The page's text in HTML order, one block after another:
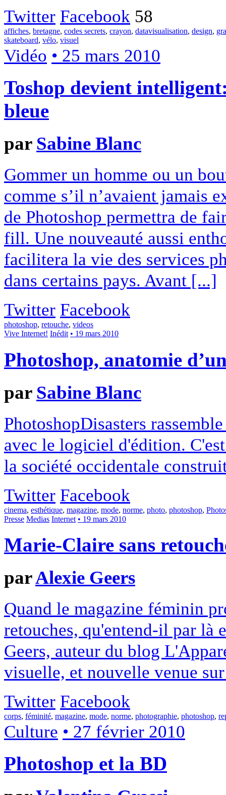
Twitter Facebook 58
affiches, bretagne, codes secrets, crayon, datavisualisation, design,
skateboard, vélo, visuel
Vidéo • 25 mars 2010
Toshop devient
bleue
par Sabine Blanc
Gommer un homme ou un
comme s’il n’avaient jamais
de Photoshop permettra de
fill. Une nouveauté aussi
facilitera la vie des services
dans certains pays. Avant [...]
Twitter Facebook
photoshop, retouche, videos
Vive Internet! Inédit • 19 mars 2010
Photoshop, anatomie
par Sabine Blanc
PhotoshopDisasters
avec le logiciel d'édition.
la société occidentale
Twitter Facebook
cinema, esthétique, magazine, mode, norme, photo, photoshop,
Presse Medias Internet • 19 mars 2010
Marie-Claire sans
parAlexie Geers
Quand le magazine féminin
retouches, qu'entend-il par là
Geers, auteur du blog
visuelle, et nouvelle venue
Twitter Facebook
corps, féminité, magazine, mode, norme, photographie, photoshop,
Culture • 27 février 2010
Photoshop et la BD